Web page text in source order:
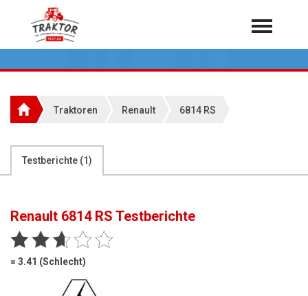
Home
Rundballenpressen
Teleskoplader
Über 7.000 Testberichte
Traktoren Renault 6814 RS
Testberichte (1)
Renault 6814 RS Testberichte
= 3.41 (Schlecht)